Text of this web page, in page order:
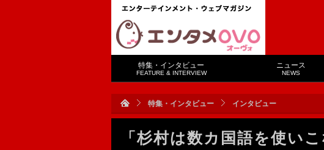
特集・インタビュー
FEATURE & INTERVIEW
ニュース
NEWS
特集・インタビュー インタビュー
「杉村は数カ国語を使い